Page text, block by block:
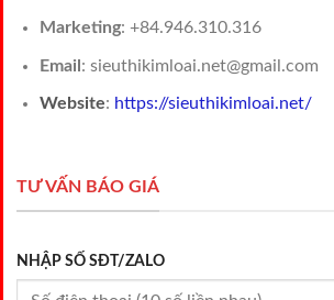
Marketing: +84.946.310.316
Email : sieuthikimloai.net@gmail.com
Website: https://sieuthikimloai.net/
TƯ VẤN BÁO GIÁ
NHẬP SỐ SĐT/ZALO